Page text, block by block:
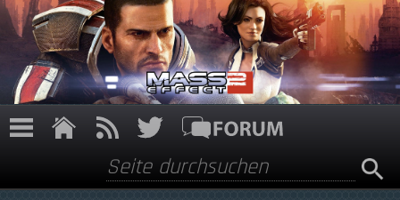
Direkt zum Inhalt
Suchformular
Suche